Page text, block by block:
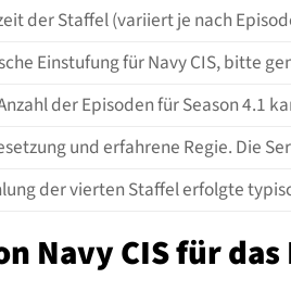
der Staffel (variiert je nach
Einstufung für Navy CIS, bitte
der Episoden für Season 4.1
und erfahrene Regie. Die
der vierten Staffel erfolgte
Navy CIS für